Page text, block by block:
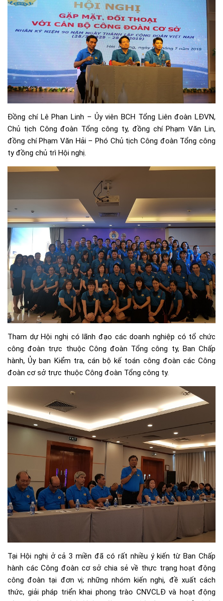
Đồng chí Lê Phan Linh – Ủy viên BCH Tổng Liên đoàn LĐVN,
Chủ tịch Công đoàn Tổng công ty, đồng chí Phạm Văn Lin,
đồng chí Phạm Văn Hải – Phó Chủ tịch Công đoàn Tổng công
ty đồng chủ trì Hội nghị.
Tham dự Hội nghị có lãnh đạo các doanh nghiệp có tổ chức
công đoàn trực thuộc Công đoàn Tổng công ty, Ban Chấp
hành, Ủy ban Kiểm tra, cán bộ kế toán công đoàn các Công
đoàn cơ sở trực thuộc Công đoàn Tổng công ty.
Tại Hội nghị ở cả 3 miền đã có rất nhiều ý kiến từ Ban Chấp
hành các Công đoàn cơ sở chia sẻ về thực trạng hoạt động
công đoàn tại đơn vị; những nhóm kiến nghị, đề xuất cách
thức, giải pháp triển khai phong trào CNVCLĐ và hoạt động